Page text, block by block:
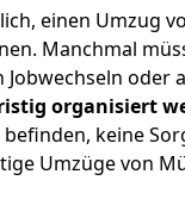
einen Umzug
Manchmal
oder
organisiert
keine
Umzüge von